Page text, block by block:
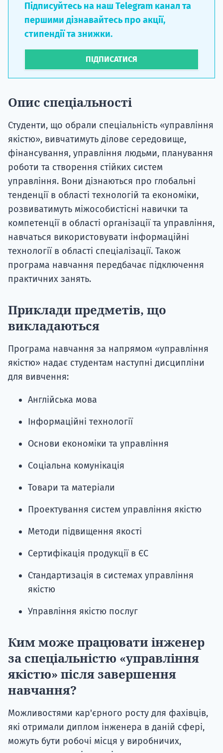
Підписуйтесь на наш Telegram канал та
першими дізнавайтесь про акції,
стипендії та знижки.
ПІДПИСАТИСЯ
Опис спеціальності
Студенти, що обрали спеціальність «управління
якістю», вивчатимуть ділове середовище,
фінансування, управління людьми, планування
роботи та створення стійких систем
управління. Вони дізнаються про глобальні
тенденції в області технологій та економіки,
розвиватимуть міжособистісні навички та
компетенції в області організації та управління,
навчаться використовувати інформаційні
технології в області спеціалізації. Також
програма навчання передбачає підключення
практичних занять.
Приклади предметів, що
викладаються
Програма навчання за напрямом «управління
якістю» надає студентам наступні дисципліни
для вивчення:
Англійська мова
Інформаційні технології
Основи економіки та управління
Соціальна комунікація
Товари та матеріали
Проектування систем управління якістю
Методи підвищення якості
Сертифікація продукції в ЄС
Стандартизація в системах управління
якістю
Управління якістю послуг
Ким може працювати інженер
за спеціальністю «управління
якістю» після завершення
навчання?
Можливостями кар'єрного росту для фахівців,
які отримали диплом інженера в даній сфері,
можуть бути робочі місця у виробничих,